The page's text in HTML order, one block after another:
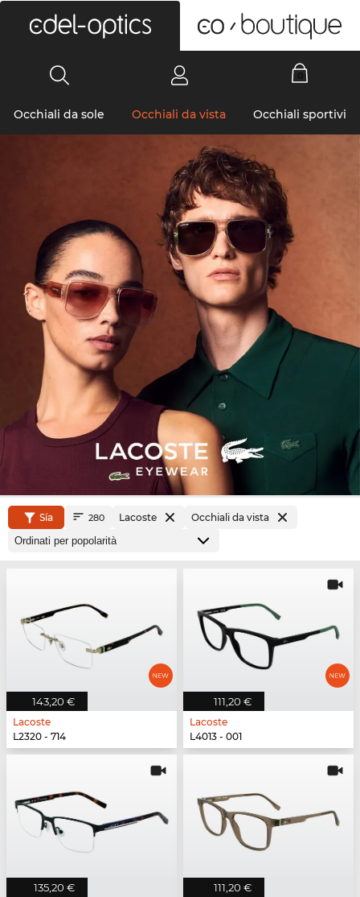
Occhiali da sole Occhiali da vista Occhiali sportivi
Sía 280 Lacoste Occhiali da vista
143,20 €
Lacoste
L2320 - 714
111,20 €
Lacoste
L4013 - 001
135,20 € 111,20 €